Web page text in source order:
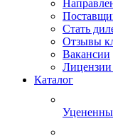
Стать
Отзывы
Вакансии
Каталог